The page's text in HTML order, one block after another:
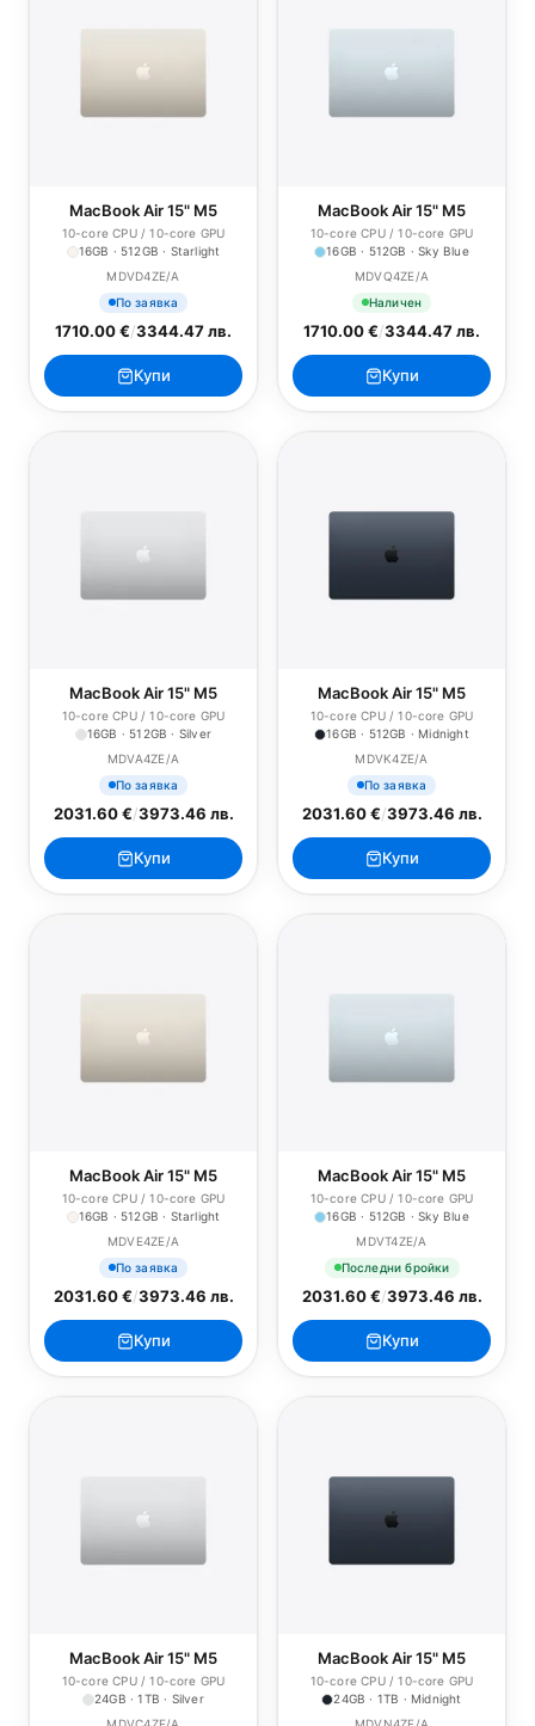
MacBook Air 15" M5
10-core CPU / 10-core GPU
16GB · 512GB · Starlight
MDVD4ZE/A
По заявка
1710.00 €/3344.47 лв.
Купи
MacBook Air 15" M5
10-core CPU / 10-core GPU
16GB · 512GB · Sky Blue
MDVQ4ZE/A
Наличен
1710.00 €/3344.47 лв.
Купи
MacBook Air 15" M5
10-core CPU / 10-core GPU
16GB · 512GB · Silver
MDVA4ZE/A
По заявка
2031.60 €/3973.46 лв.
Купи
MacBook Air 15" M5
10-core CPU / 10-core GPU
16GB · 512GB · Midnight
MDVK4ZE/A
По заявка
2031.60 €/3973.46 лв.
Купи
MacBook Air 15" M5
10-core CPU / 10-core GPU
16GB · 512GB · Starlight
MDVE4ZE/A
По заявка
2031.60 €/3973.46 лв.
Купи
MacBook Air 15" M5
10-core CPU / 10-core GPU
16GB · 512GB · Sky Blue
MDVT4ZE/A
Последни бройки
2031.60 €/3973.46 лв.
Купи
MacBook Air 15" M5
10-core CPU / 10-core GPU
24GB · 1TB · Silver
MacBook Air 15" M5
10-core CPU / 10-core GPU
24GB · 1TB · Midnight